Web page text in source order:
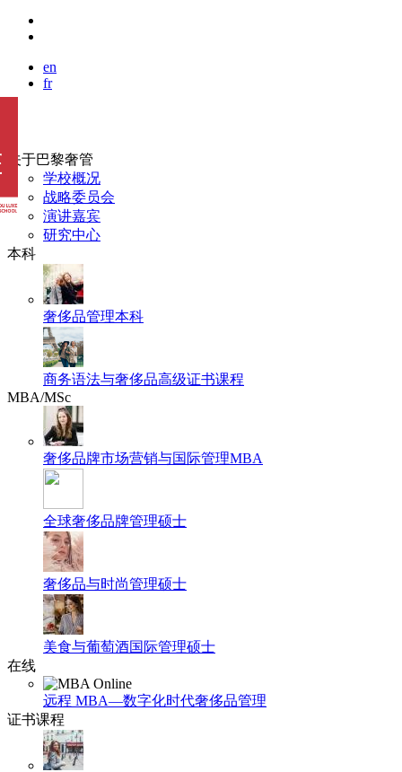
en
fr
关于巴黎奢管
学校概况
战略委员会
演讲嘉宾
研究中心
本科
奢侈品管理本科
商务语法与奢侈品高级证书课程
MBA/MSc
奢侈品牌市场营销与国际管理MBA
全球奢侈品牌管理硕士
奢侈品与时尚管理硕士
美食与葡萄酒国际管理硕士
在线
远程 MBA—数字化时代奢侈品管理
证书课程